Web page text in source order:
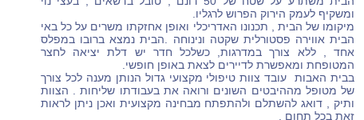
ומשקיף לעמק הירוק הפרוש לרגליו.
מיקומו של הבית , תכנונו האדריכלי ואופן אחזקתו משרים על כל באי
הבית אווירה פסטורלית שקטה ונינוחה .הבית נמצא ברובו במפלס
אחד , ללא צורך במדרגות, כשלכל חדר יש דלת יציאה לחצר
המטופחת ומאפשרת לדיירים לצאת באופן חופשי.
בבית האבות עובד צוות טיפולי מקצועי גדול הנותן מענה לכל צורך
של מטופל מההיבטים השונים ורואה את בעבודתו שליחות . הצוות
ותיק , דואג להשתלם ולהתפתח מבחינה מקצועית ואכן ניתן לראות
זאת בכל תחום .